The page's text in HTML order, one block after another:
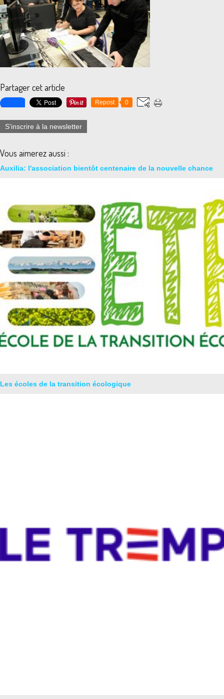
Partager cet article
Repost 0
S'inscrire à la newsletter
Vous aimerez aussi :
Auxilia: l'association bientôt centenaire de la nouvelle chance
Les écoles de la transition écologique